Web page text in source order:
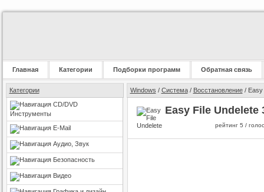
Главная Категории Подборки программ Обратная связь
Категории
CD/DVD
Инструменты
E-Mail
Аудио, Звук
Безопасность
Видео
Windows / Система/ Восстановление/ Easy
Easy File Undelete
рейтинг 5 /